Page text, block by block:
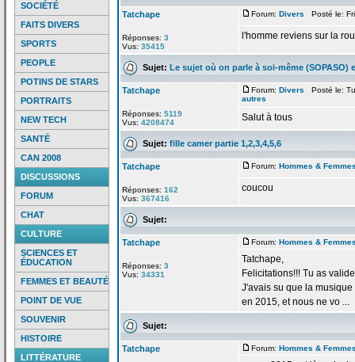
SOCIÉTÉ
FAITS DIVERS
SPORTS
PEOPLE
POTINS DE STARS
PORTRAITS
NEW TECH
SANTÉ
CAN 2008
DISCUSSIONS
FORUM
CHAT
CULTURE
SCIENCES ET
ÉDUCATION
FEMMES ET BEAUTÉ
POINT DE VUE
SOUVENIR
HISTOIRE
LITTÉRATURE
Tatchape
Réponses: 3
Vus: 35415
Forum: Divers Posté le:
l'homme reviens sur la
Sujet: Le sujet où on parle à soi-même (SOPASO)
Tatchape
Réponses: 5119
Vus: 4208474
Forum: Divers Posté le:
autres
Salut à tous
Sujet: fille camer partie 1,2,3,4,5,6
Tatchape
Réponses: 162
Vus: 367416
Forum: Hommes &
coucou
Sujet:
Tatchape
Réponses: 3
Vus: 34331
Forum: Hommes &
Tatchape,
Felicitations!!! Tu as
J'avais su que la musique
en 2015, et nous ne vo ...
Sujet:
Tatchape Forum: Hommes &